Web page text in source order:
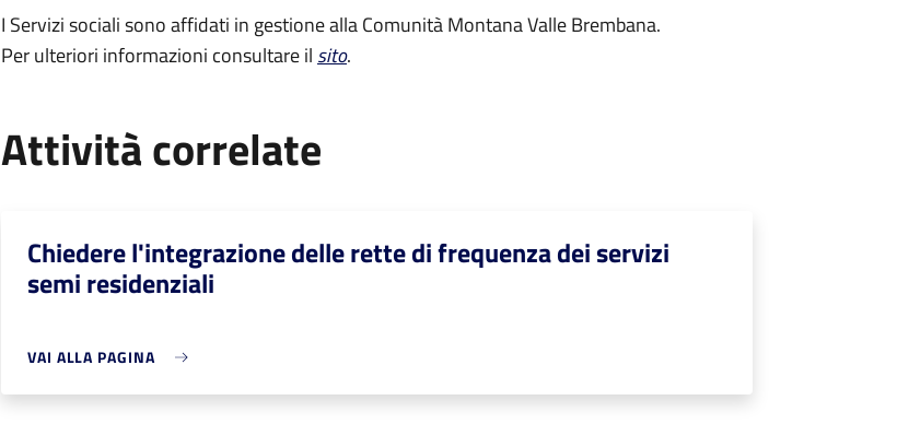
I Servizi sociali sono affidati in gestione alla Comunità Montana Valle Brembana.
Per ulteriori informazioni consultare il sito.
Attività correlate
Chiedere l'integrazione delle rette di frequenza dei servizi
semi residenziali
VAI ALLA PAGINA